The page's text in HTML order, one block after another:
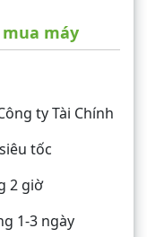
máy
ty Tài Chính
tốc
2 giờ
1-3 ngày